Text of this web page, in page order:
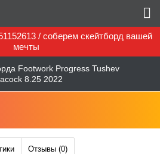
/ соберем скейтборд вашей
мечты
Footwork Progress Tushev
8.25 2022
Отзывы (0)